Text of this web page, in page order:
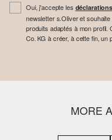
Oui, j'accepte les
newsletter s.Oliver et
produits adaptés à mon profil.
Co. KG à créer, à cette fin, un
MORE